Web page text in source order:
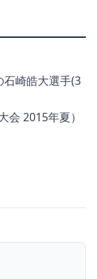
崎皓大選手(3
2015年夏）